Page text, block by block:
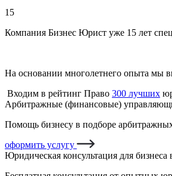
15
Компания Бизнес Юрист уже 15 лет
На основании многолетнего опыта мы
Входим в рейтинг Право 300 лучших
Арбитражные (финансовые)
Помощь бизнесу в подборе
оформить услугу
Юридическая консультация для бизнеса